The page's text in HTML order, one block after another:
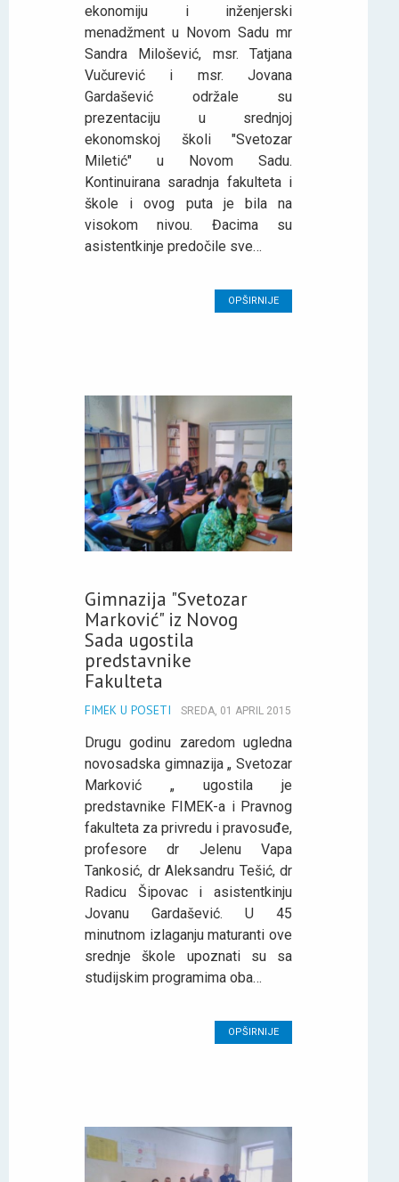
ekonomiju i inženjerski
menadžment u Novom Sadu mr
Sandra Milošević, msr. Tatjana
Vučurević i msr. Jovana
Gardašević održale su
prezentaciju u srednjoj
ekonomskoj školi "Svetozar
Miletić" u Novom Sadu.
Kontinuirana saradnja fakulteta i
škole i ovog puta je bila na
visokom nivou. Đacima su
asistentkinje predočile sve…
OPŠIRNIJE
Gimnazija "Svetozar
Marković" iz Novog
Sada ugostila
predstavnike
Fakulteta
FIMEK U POSETI SREDA, 01 APRIL 2015
Drugu godinu zaredom ugledna
novosadska gimnazija „ Svetozar
Marković „ ugostila je
predstavnike FIMEK-a i Pravnog
fakulteta za privredu i pravosuđe,
profesore dr Jelenu Vapa
Tankosić, dr Aleksandru Tešić, dr
Radicu Šipovac i asistentkinju
Jovanu Gardašević. U 45
minutnom izlaganju maturanti ove
srednje škole upoznati su sa
studijskim programima oba…
OPŠIRNIJE